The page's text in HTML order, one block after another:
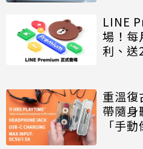
LINE
場！每
利、送
重溫
帶隨身
「手動